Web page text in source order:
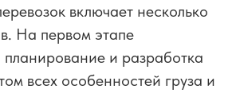
включает несколько
На первом этапе
планирование и разработка
всех особенностей груза и